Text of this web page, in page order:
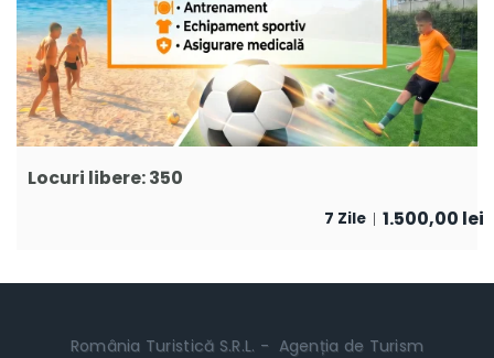
Locuri libere: 350
7 Zile 1.500,00 lei
România Turistică S.R.L. - Agenția de Turism